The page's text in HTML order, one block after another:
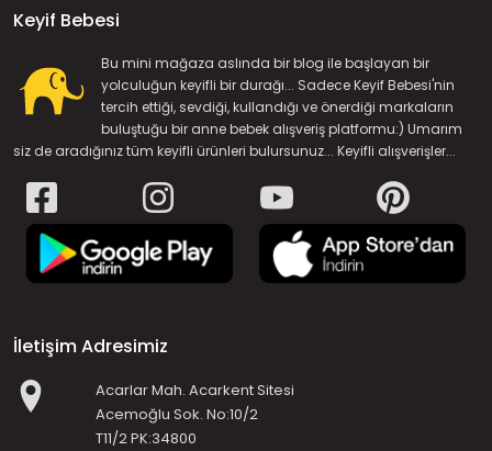
Keyif Bebesi
Bu mini mağaza aslında bir blog ile başlayan bir
yolculuğun keyifli bir durağı... Sadece Keyif Bebesi'nin
tercih ettiği, sevdiği, kullandığı ve önerdiği markaların
buluştuğu bir anne bebek alışveriş platformu:) Umarım
siz de aradığınız tüm keyifli ürünleri bulursunuz... Keyifli alışverişler...
İletişim Adresimiz
Acarlar Mah. Acarkent Sitesi
Acemoğlu Sok. No:10/2
T11/2 PK:34800